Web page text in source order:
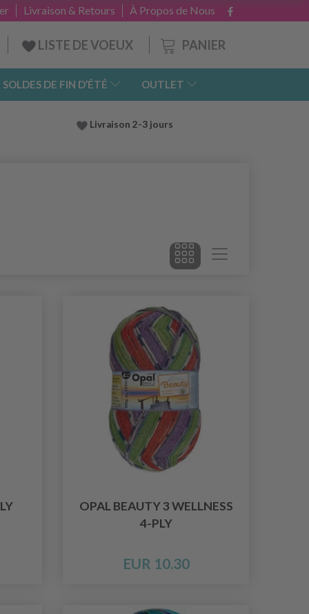
À Propos de Nous
Livraison & Retours
PANIER
LISTE DE VOEUX
SOLDES DE FIN D’ÉTÉ OUTLET
Livraison 2-3 jours
OPAL BEAUTY 3 WELLNESS
4-PLY
EUR 10.30